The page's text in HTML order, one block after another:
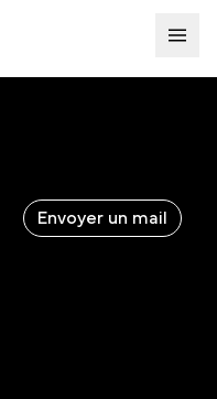
Envoyer un mail